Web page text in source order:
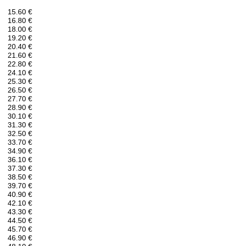
15.60 €
16.80 €
18.00 €
19.20 €
20.40 €
21.60 €
22.80 €
24.10 €
25.30 €
26.50 €
27.70 €
28.90 €
30.10 €
31.30 €
32.50 €
33.70 €
34.90 €
36.10 €
37.30 €
38.50 €
39.70 €
40.90 €
42.10 €
43.30 €
44.50 €
45.70 €
46.90 €